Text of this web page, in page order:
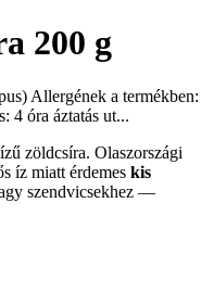
200 g
Allergének a termékben:
4 óra áztatás ut...
zöldcsíra. Olaszországi
íz miatt érdemes kis
szendvicsekhez —